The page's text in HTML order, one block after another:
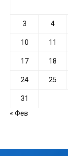
3 4
10 11
17 18
24 25
31
« Фев